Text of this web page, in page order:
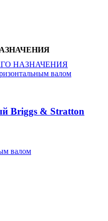
НАЗНАЧЕНИЯ
валом
Briggs & Stratton
валом